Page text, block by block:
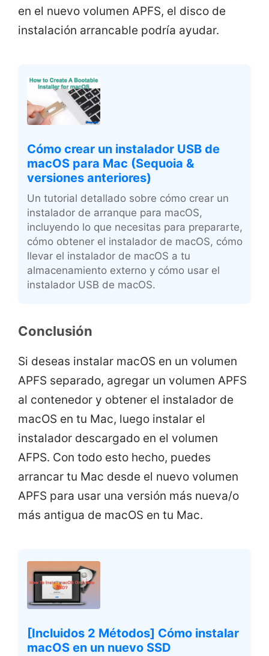
en el nuevo volumen APFS, el disco de
instalación arrancable podría ayudar.
Cómo crear un instalador USB de
macOS para Mac (Sequoia &
versiones anteriores)
Un tutorial detallado sobre cómo crear un
instalador de arranque para macOS,
incluyendo lo que necesitas para prepararte,
cómo obtener el instalador de macOS, cómo
llevar el instalador de macOS a tu
almacenamiento externo y cómo usar el
instalador USB de macOS.
Conclusión
Si deseas instalar macOS en un volumen
APFS separado, agregar un volumen APFS
al contenedor y obtener el instalador de
macOS en tu Mac, luego instalar el
instalador descargado en el volumen
AFPS. Con todo esto hecho, puedes
arrancar tu Mac desde el nuevo volumen
APFS para usar una versión más nueva/o
más antigua de macOS en tu Mac.
[Incluidos 2 Métodos] Cómo instalar
macOS en un nuevo SSD